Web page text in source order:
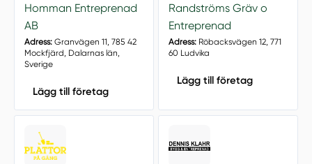
Homman Entreprenad
AB
Adress:Granvägen 11, 785 42
Mockfjärd, Dalarnas län,
Sverige
Lägg till företag
Randströms Gräv o
Entreprenad
Adress:Röbacksvägen 12, 771
60 Ludvika
Lägg till företag